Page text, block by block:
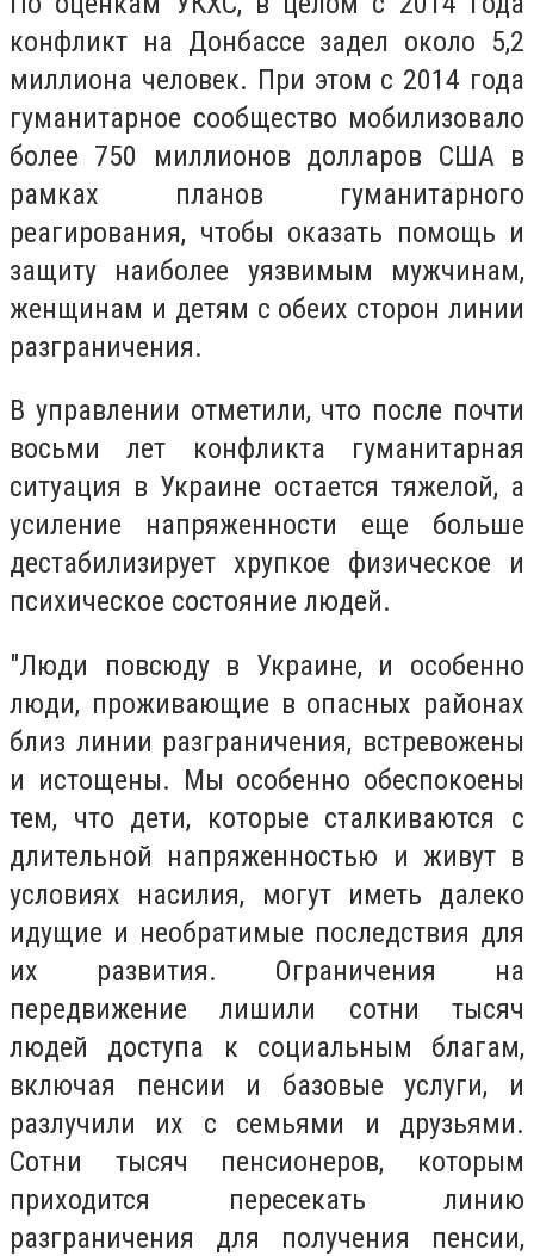
конфликт на Донбассе задел около 5,2
миллиона человек. При этом с 2014 года
гуманитарное сообщество мобилизовало
более 750 миллионов долларов США в
рамках планов гуманитарного
реагирования, чтобы оказать помощь и
защиту наиболее уязвимым мужчинам,
женщинам и детям с обеих сторон линии
разграничения.
В управлении отметили, что после почти
восьми лет конфликта гуманитарная
ситуация в Украине остается тяжелой, а
усиление напряженности еще больше
дестабилизирует хрупкое физическое и
психическое состояние людей.
"Люди повсюду в Украине, и особенно
люди, проживающие в опасных районах
близ линии разграничения, встревожены
и истощены. Мы особенно обеспокоены
тем, что дети, которые сталкиваются с
длительной напряженностью и живут в
условиях насилия, могут иметь далеко
идущие и необратимые последствия для
их развития. Ограничения на
передвижение лишили сотни тысяч
людей доступа к социальным благам,
включая пенсии и базовые услуги, и
разлучили их с семьями и друзьями.
Сотни тысяч пенсионеров, которым
приходится пересекать линию
разграничения для получения пенсии,